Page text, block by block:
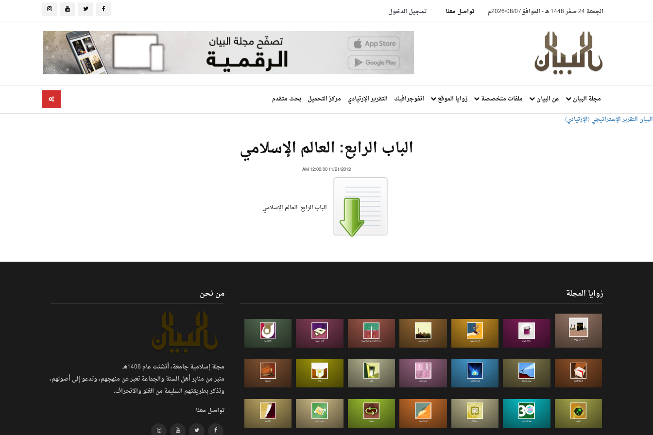
الجمعة 24 صفر 1448 هـ -الموافق2026/08/07م تواصل معنا تسجيل الدخول
مجلة البيان عن البيان ملفات متخصصة زوايا الموقع انفوجرافيك التقرير الإرتيادي مركز التحميل بحث متقدم
البيان التقرير الإستراتيجي (الإرتيادي)
الباب الرابع: العالم الإسلامي
11/21/2012 12:00:00 AM
الباب الرابع: العالم الإسلامي
زوايا المجلة من نحن
مجلة إسلامية جامعة، أنشئت عام 1406هـ.
منبر من منابر أهل السنة والجماعة تعبر عن منهجهم، وتدعو إلى أصولهم،
وتذكر بطريقتهم السليمة من الغلو والانحراف.
تواصل معنا: